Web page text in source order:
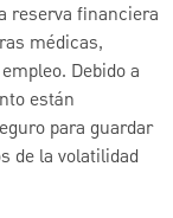
reserva financiera
médicas,
Debido a
están
para guardar
de la volatilidad